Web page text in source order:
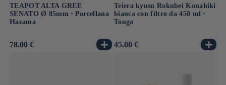
TEAPOT ALTA GREE
SENATO Ø 85mm ⋅ Porcellana
Hazama
Prezzo
78.00 €
Teiera kyusu Rokubei Konahiki
bianca con filtro da 450 ml ⋅
Touga
Prezzo
45.00 €